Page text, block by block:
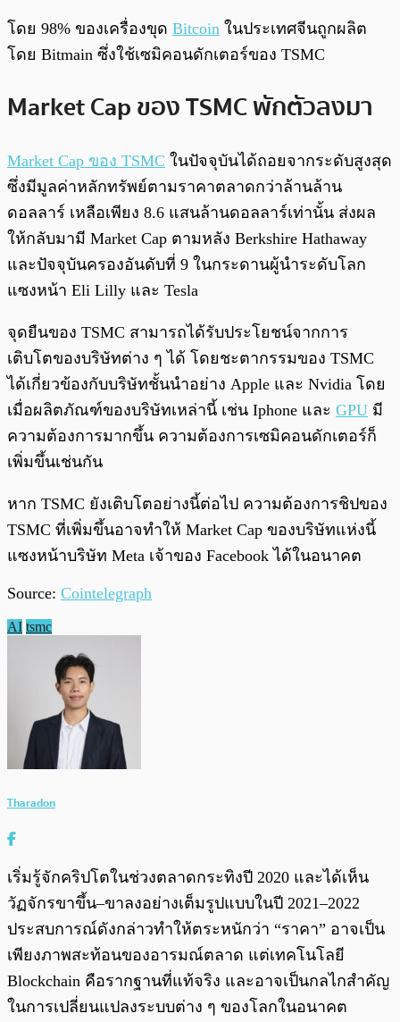
โดย 98% ของเครื่องขุด Bitcoin ในประเทศจีนถูกผลิต
โดย Bitmain ซึ่งใช้เซมิคอนดักเตอร์ของ TSMC
Market Cap ของ TSMC พักตัวลงมา
Market Cap ของ TSMC ในปัจจุบันได้ถอยจากระดับสูงสุด
ซึ่งมีมูลค่าหลักทรัพย์ตามราคาตลาดกว่าล้านล้าน
ดอลลาร์ เหลือเพียง 8.6 แสนล้านดอลลาร์เท่านั้น ส่งผล
ให้กลับมามี Market Cap ตามหลัง Berkshire Hathaway
และปัจจุบันครองอันดับที่ 9 ในกระดานผู้นำระดับโลก
แซงหน้า Eli Lilly และ Tesla
จุดยืนของ TSMC สามารถได้รับประโยชน์จากการ
เติบโตของบริษัทต่าง ๆ ได้ โดยชะตากรรมของ TSMC
ได้เกี่ยวข้องกับบริษัทชั้นนำอย่าง Apple และ Nvidia โดย
เมื่อผลิตภัณฑ์ของบริษัทเหล่านี้ เช่น Iphone และ GPU มี
ความต้องการมากขึ้น ความต้องการเซมิคอนดักเตอร์ก็
เพิ่มขึ้นเช่นกัน
หาก TSMC ยังเติบโตอย่างนี้ต่อไป ความต้องการชิปของ
TSMC ที่เพิ่มขึ้นอาจทำให้ Market Cap ของบริษัทแห่งนี้
แซงหน้าบริษัท Meta เจ้าของ Facebook ได้ในอนาคต
Source: Cointelegraph
AI tsmc
Tharadon
เริ่มรู้จักคริปโตในช่วงตลาดกระทิงปี 2020 และได้เห็น
วัฏจักรขาขึ้น–ขาลงอย่างเต็มรูปแบบในปี 2021–2022
ประสบการณ์ดังกล่าวทำให้ตระหนักว่า “ราคา” อาจเป็น
เพียงภาพสะท้อนของอารมณ์ตลาด แต่เทคโนโลยี
Blockchain คือรากฐานที่แท้จริง และอาจเป็นกลไกสำคัญ
ในการเปลี่ยนแปลงระบบต่าง ๆ ของโลกในอนาคต